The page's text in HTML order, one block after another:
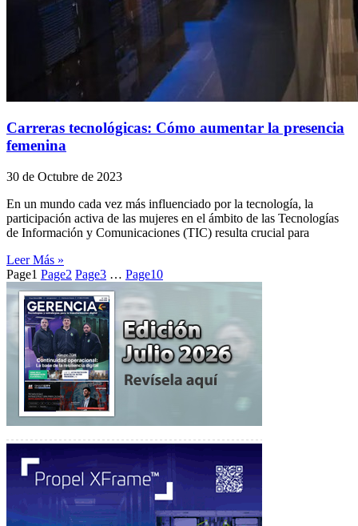
Carreras tecnológicas: Cómo aumentar la presencia
femenina
30 de Octubre de 2023
En un mundo cada vez más influenciado por la tecnología, la
participación activa de las mujeres en el ámbito de las Tecnologías
de Información y Comunicaciones (TIC) resulta crucial para
Leer Más »
Page1 Page2 Page3 … Page10